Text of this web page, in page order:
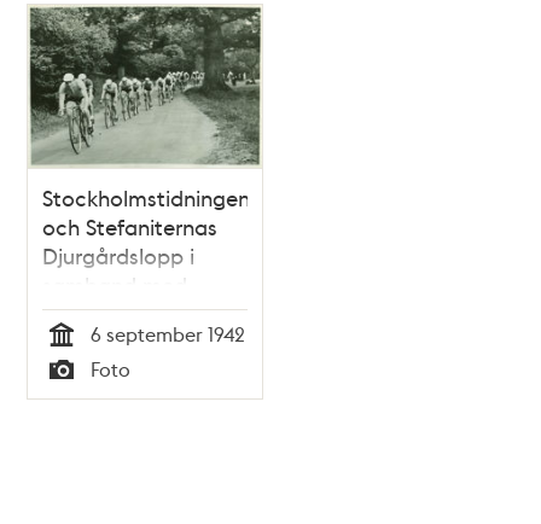
Stockholmstidningens
och Stefaniternas
Djurgårdslopp i
samband med
Barnens Dag
Tid
6 september 1942
Typ
Foto